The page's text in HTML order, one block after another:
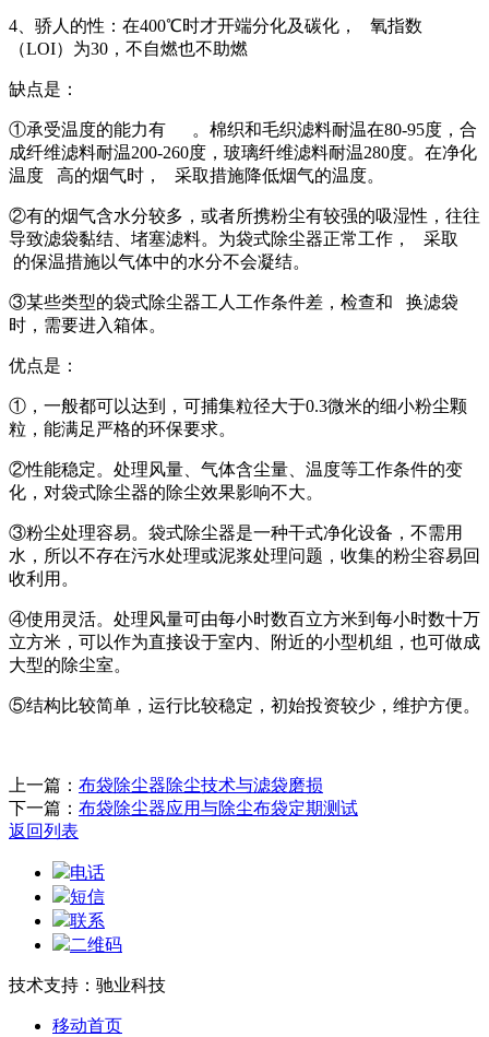
4、骄人的性：在400℃时才开端分化及碳化， 氧指数
（LOI）为30，不自燃也不助燃
缺点是：
①承受温度的能力有 。棉织和毛织滤料耐温在80-95度，合
成纤维滤料耐温200-260度，玻璃纤维滤料耐温280度。在净化
温度 高的烟气时， 采取措施降低烟气的温度。
②有的烟气含水分较多，或者所携粉尘有较强的吸湿性，往往
导致滤袋黏结、堵塞滤料。为袋式除尘器正常工作， 采取
的保温措施以气体中的水分不会凝结。
③某些类型的袋式除尘器工人工作条件差，检查和 换滤袋
时，需要进入箱体。
优点是：
①，一般都可以达到，可捕集粒径大于0.3微米的细小粉尘颗
粒，能满足严格的环保要求。
②性能稳定。处理风量、气体含尘量、温度等工作条件的变
化，对袋式除尘器的除尘效果影响不大。
③粉尘处理容易。袋式除尘器是一种干式净化设备，不需用
水，所以不存在污水处理或泥浆处理问题，收集的粉尘容易回
收利用。
④使用灵活。处理风量可由每小时数百立方米到每小时数十万
立方米，可以作为直接设于室内、附近的小型机组，也可做成
大型的除尘室。
⑤结构比较简单，运行比较稳定，初始投资较少，维护方便。
上一篇： 布袋除尘器除尘技术与滤袋磨损
下一篇： 布袋除尘器应用与除尘布袋定期测试
返回列表
电话
短信
联系
二维码
技术支持：驰业科技
移动首页